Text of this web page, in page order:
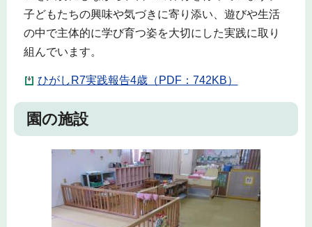
子どもたちの興味や気づきに寄り添い、遊びや生活
の中で主体的に学び育つ姿を大切にした実践に取り
組んでいます。
ひがしR7実践報告4歳（PDF：742KB）
園の施設